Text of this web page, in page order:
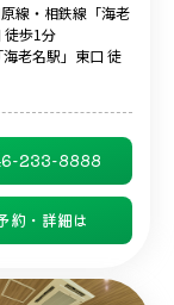
線・相鉄線「海老
徒歩1分
老名駅」東口 徒
233-8888
約・詳細は